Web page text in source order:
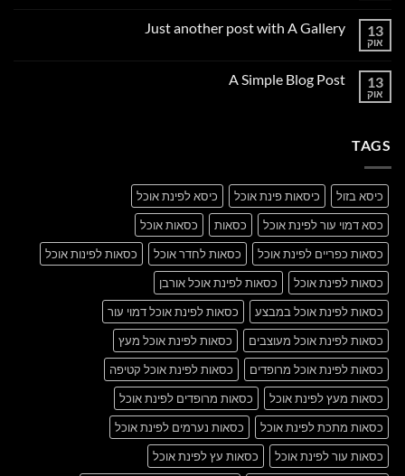
Welcome
13
אוק
Just another post with A Gallery
Just
13
אוק
A Simple Blog Post
TAGS
כיסא בזול כיסאות פינת אוכל
כיסא לפינת אוכל
כסא דמוי עור לפינת אוכל
כסאות
כסאות אוכל
כסאות כפריים לפינת אוכל
כסאות לחדר אוכל
כסאות לפינות אוכל
כסאות לפינת אוכל
כסאות לפינת אוכל אורבן
כסאות לפינת אוכל במבצע
כסאות לפינת אוכל דמוי עור
כסאות לפינת אוכל מעוצבים
כסאות לפינת אוכל מעץ
כסאות לפינת אוכל מרופדים
כסאות לפינת אוכל קטיפה
כסאות מעץ לפינת אוכל
כסאות מרופדים לפינת אוכל
כסאות מתכת לפינת אוכל
כסאות נערמים לפינת אוכל
כסאות עור לפינת אוכל
כסאות עץ לפינת אוכל